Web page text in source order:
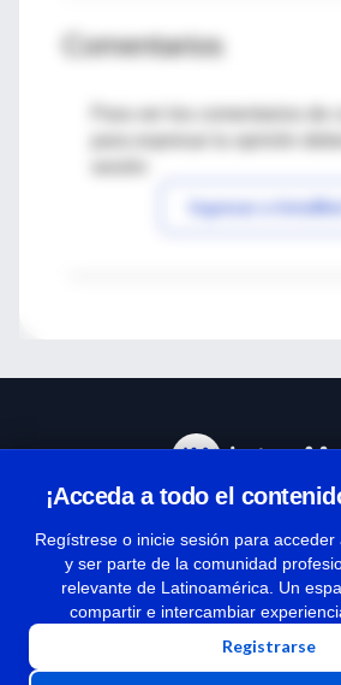
Comentarios
Para ver los comentarios de
Ingresar a IntraMed
¡Acceda a todo el
Regístrese o inicie sesión para
y ser parte de la comunidad
relevante de Latinoamérica. Un
compartir e intercambiar
Registrarse
Términos y
| Políticas de
| Todos los derechos reservados |